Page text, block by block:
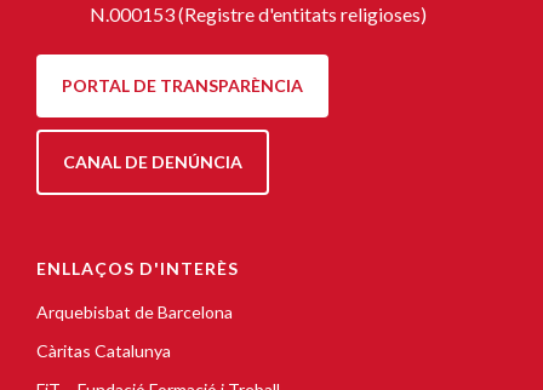
N.000153 (Registre d'entitats religioses)
PORTAL DE TRANSPARÈNCIA
CANAL DE DENÚNCIA
ENLLAÇOS D'INTERÈS
Arquebisbat de Barcelona
Càritas Catalunya